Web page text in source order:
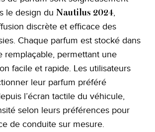
le design du Nautilus 2024,
discrète et efficace des
Chaque parfum est stocké dans
remplaçable, permettant une
facile et rapide. Les utilisateurs
leur parfum préféré
l’écran tactile du véhicule,
selon leurs préférences pour
de conduite sur mesure.